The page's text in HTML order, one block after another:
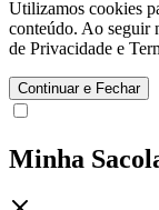
Utilizamos cookies
conteúdo. Ao seguir
de Privacidade e
Continuar e Fechar
Minha